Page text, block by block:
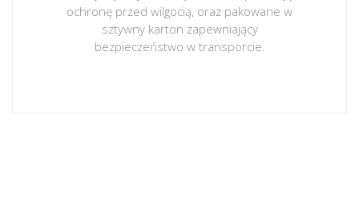
ochronę przed wilgocią, oraz pakowane w
sztywny karton zapewniający
bezpieczeństwo w transporcie.